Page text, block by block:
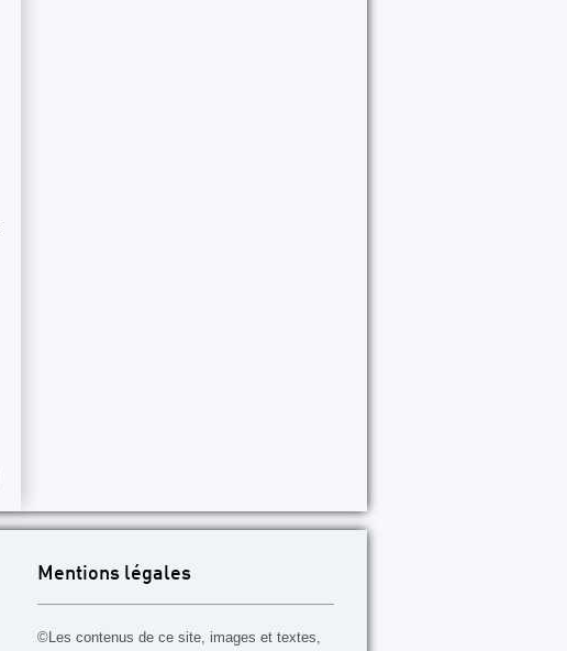
Mentions légales
©Les contenus de ce site, images et textes,